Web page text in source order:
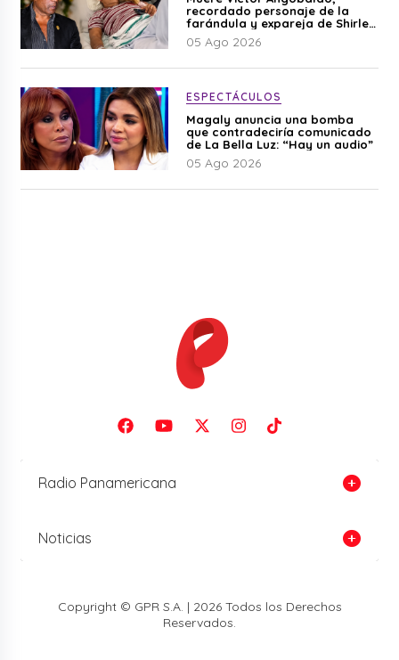
recordado personaje de la
farándula y expareja de Shirley
Cherres
05 Ago 2026
ESPECTÁCULOS
Magaly anuncia una bomba
que contradeciría comunicado
de La Bella Luz: “Hay un audio”
05 Ago 2026
Radio Panamericana
Noticias
Copyright © GPR S.A. | 2026 Todos los Derechos
Reservados.